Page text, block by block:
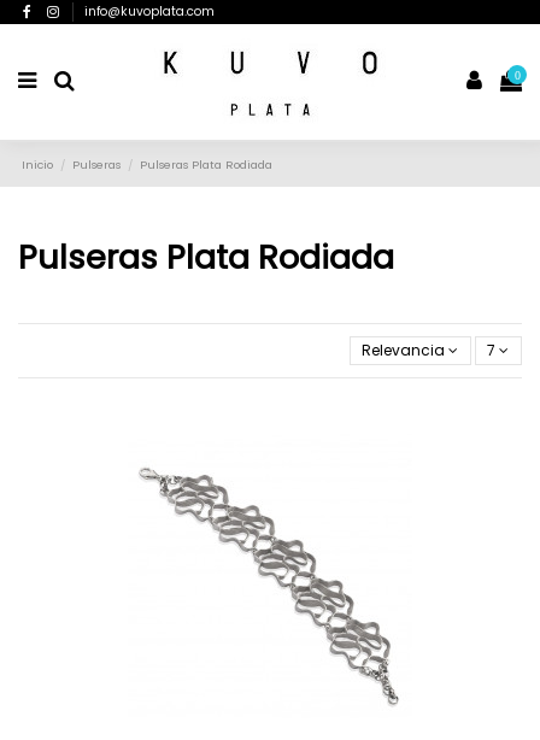
info@kuvoplata.com
0
Inicio Pulseras Pulseras Plata Rodiada
Pulseras Plata Rodiada
Relevancia 7